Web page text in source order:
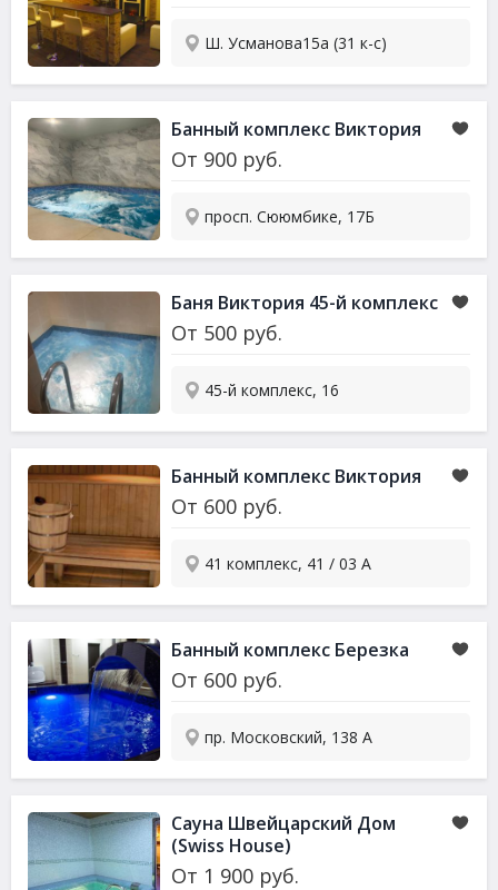
Ш. Усманова15а (31 к-с)
Банный комплекс Виктория
От 900 руб.
просп. Сююмбике, 17Б
Баня Виктория 45-й комплекс
От 500 руб.
45-й комплекс, 16
Банный комплекс Виктория
От 600 руб.
41 комплекс, 41 / 03 А
Банный комплекс Березка
От 600 руб.
пр. Московский, 138 А
Сауна Швейцарский Дом
(Swiss House)
От 1 900 руб.